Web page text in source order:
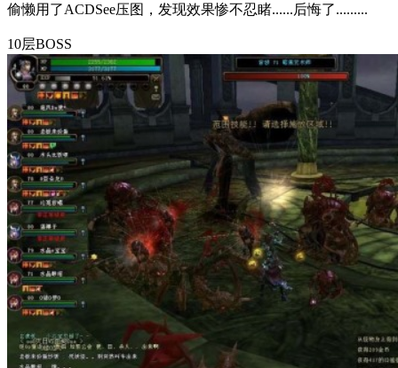
偷懒用了ACDSee压图，发现效果惨不忍睹......后悔了.........
10层BOSS